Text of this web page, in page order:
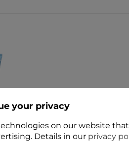
your privacy
on our website
Details in our privacy